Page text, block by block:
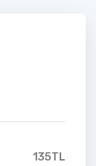
135TL